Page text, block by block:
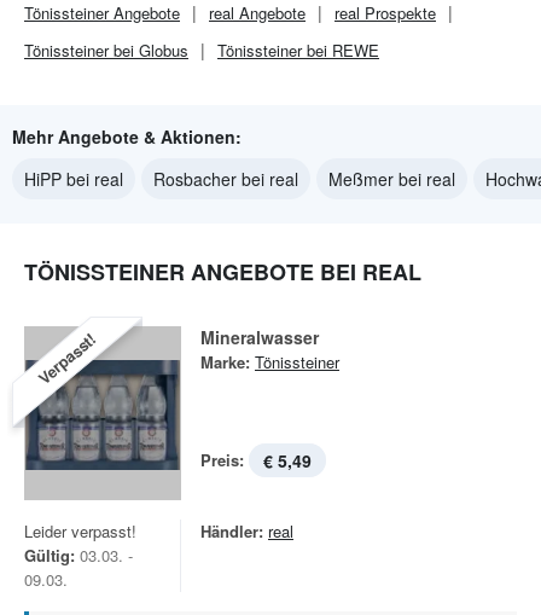
TönissteinerAngebote real Angebote real Prospekte
Tönissteiner bei Globus
Tönissteiner bei REWE
Mehr Angebote & Aktionen:
HiPP bei real
Rosbacher bei real Meßmer bei real
TÖNISSTEINER ANGEBOTE BEI REAL
Verpasst! Mineralwasser
Marke: Tönissteiner
Preis: € 5,49
Leider verpasst!
Gültig: 03.03. -
09.03.
Händler: real